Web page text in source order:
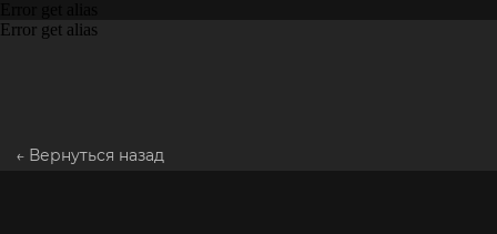
Error get alias